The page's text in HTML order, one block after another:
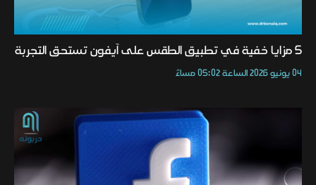
5 مزايا خفية في تطبيق الطقس على آيفون تستحق التجربة
04 يونيو 2026 الساعة 05:02 مساءً